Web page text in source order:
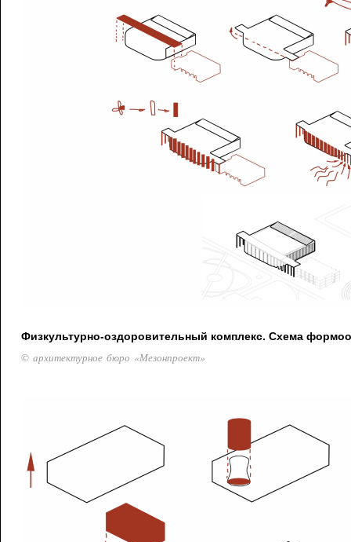
Физкультурно-оздоровительный комплекс. Схема
© архитектурное бюро «Мезонпроект»